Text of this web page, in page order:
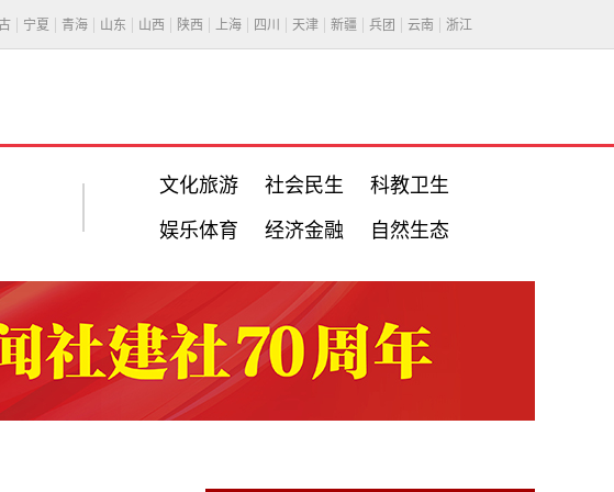
宁夏 青海 山东 山西 陕西 上海 四川 天津 新疆 兵团 云南 浙江
文化旅游 社会民生 科教卫生
娱乐体育 经济金融 自然生态